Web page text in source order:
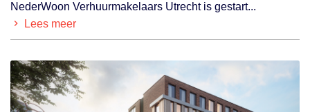
NederWoon Verhuurmakelaars Utrecht is gestart...
Lees meer